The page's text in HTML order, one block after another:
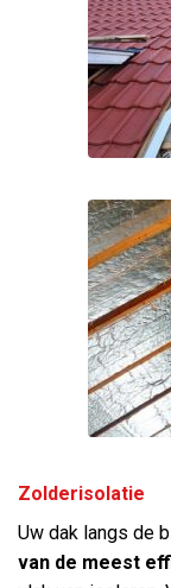
Zolderisolatie
Uw dak langs de
van de meest